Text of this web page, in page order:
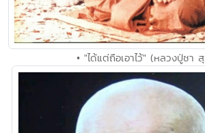
• "ได้แต่ถือเอาไว้" (หลวงปู่ชา